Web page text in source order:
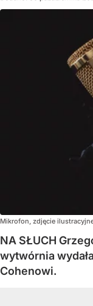
Mikrofon, zdjęcie
NA SŁUCH
wytwórnia
Cohenowi.